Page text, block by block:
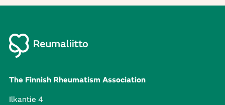
The Finnish Rheumatism Association
Ilkantie 4